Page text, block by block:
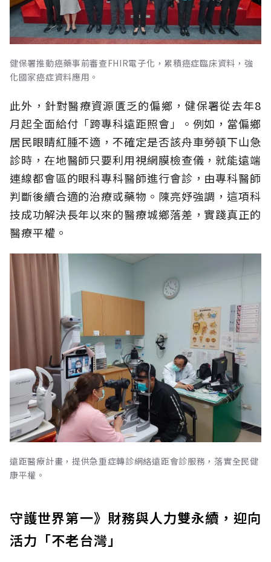
健保署推動癌藥事前審查FHIR電子化，累積癌症臨床資料，強
化國家癌症資料應用。
此外，針對醫療資源匱乏的偏鄉，健保署從去年8
月起全面給付「跨專科遠距照會」。例如，當偏鄉
居民眼睛紅腫不適，不確定是否該舟車勞頓下山急
診時，在地醫師只要利用視網膜檢查儀，就能遠端
連線都會區的眼科專科醫師進行會診，由專科醫師
判斷後續合適的治療或藥物。陳亮妤強調，這項科
技成功解決長年以來的醫療城鄉落差，實踐真正的
醫療平權。
遠距醫療計畫，提供急重症轉診網絡遠距會診服務，落實全民健
康平權。
守護世界第一》財務與人力雙永續，迎向
活力「不老台灣」